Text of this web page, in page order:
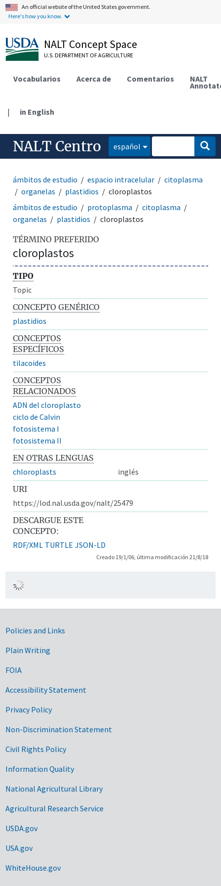
An official website of the United States government.
Here's how you know.
NALT Concept Space
U.S. DEPARTMENT OF AGRICULTURE
Vocabularios Acerca de Comentarios NALT
| in English
NALT Centro español
ámbitos de estudio espacio intracelular
citoplasma
organelas
plastidios
cloroplastos
ámbitos de estudio
protoplasma
citoplasma
organelas
plastidios cloroplastos
TÉRMINO PREFERIDO
cloroplastos
TIPO
Topic
CONCEPTO GENÉRICO
plastidios
CONCEPTOS
ESPECÍFICOS
tilacoides
CONCEPTOS
RELACIONADOS
ADN del cloroplasto
ciclo de Calvin
fotosistema I
fotosistema II
EN OTRAS LENGUAS
chloroplasts
inglés
URI
https://lod.nal.usda.gov/nalt/25479
DESCARGUE ESTE
CONCEPTO:
RDF/XML TURTLE JSON-LD
Creado 19/1/06, última modificación 21/8/18
Government Links
Policies and Links
Plain Writing
FOIA
Accessibility Statement
Privacy Policy
Non-Discrimination Statement
Civil Rights Policy
Information Quality
National Agricultural Library
Agricultural Research Service
USDA.gov
USA.gov
WhiteHouse.gov